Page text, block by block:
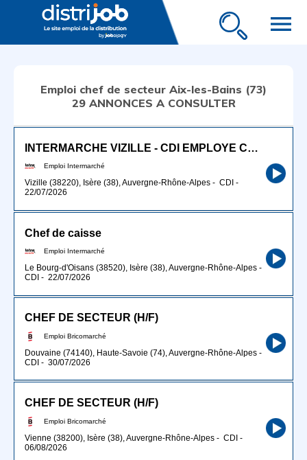
menu
Emploi chef de secteur Aix-les-Bains (73)
29 ANNONCES A CONSULTER
INTERMARCHE VIZILLE - CDI EMPLOYE COMMERCIAL SECTEUR LIQUIDE (H/F)
Emploi Intermarché
Vizille (38220), Isère (38), Auvergne-Rhône-Alpes - CDI -
22/07/2026
Chef de caisse
Emploi Intermarché
Le Bourg-d'Oisans (38520), Isère (38), Auvergne-Rhône-Alpes -
CDI - 22/07/2026
CHEF DE SECTEUR (H/F)
Emploi Bricomarché
Douvaine (74140), Haute-Savoie (74), Auvergne-Rhône-Alpes -
CDI - 30/07/2026
CHEF DE SECTEUR (H/F)
Emploi Bricomarché
Vienne (38200), Isère (38), Auvergne-Rhône-Alpes - CDI -
06/08/2026